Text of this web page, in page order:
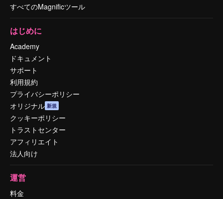
すべてのMagnificツール
はじめに
Academy
ドキュメント
サポート
利用規約
プライバシーポリシー
オリジナル 新規
クッキーポリシー
トラストセンター
アフィリエイト
法人向け
運営
料金